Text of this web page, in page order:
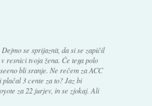
se sprijaznit, da si se zapičil
resnici tvoja žena. Če tega polo
bli sranje. Ne rečem za ACC
3 cente za to? Jaz bi
za 22 jurjev, in se zjokaj. Ali